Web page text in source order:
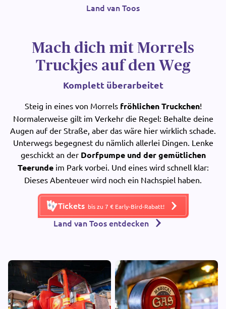
Land van Toos
Mach dich mit Morrels
Truckjes auf den Weg
Komplett überarbeitet
Steig in eines von Morrels fröhlichen Truckchen!
Normalerweise gilt im Verkehr die Regel: Behalte deine
Augen auf der Straße, aber das wäre hier wirklich schade.
Unterwegs begegnest du nämlich allerlei Dingen. Lenke
geschickt an der Dorfpumpe und der gemütlichen
Teerundeim Park vorbei. Und eines wird schnell klar:
Dieses Abenteuer wird noch ein Nachspiel haben.
Tickets bis zu 7 € Early-Bird-Rabatt!
Land van Toos entdecken